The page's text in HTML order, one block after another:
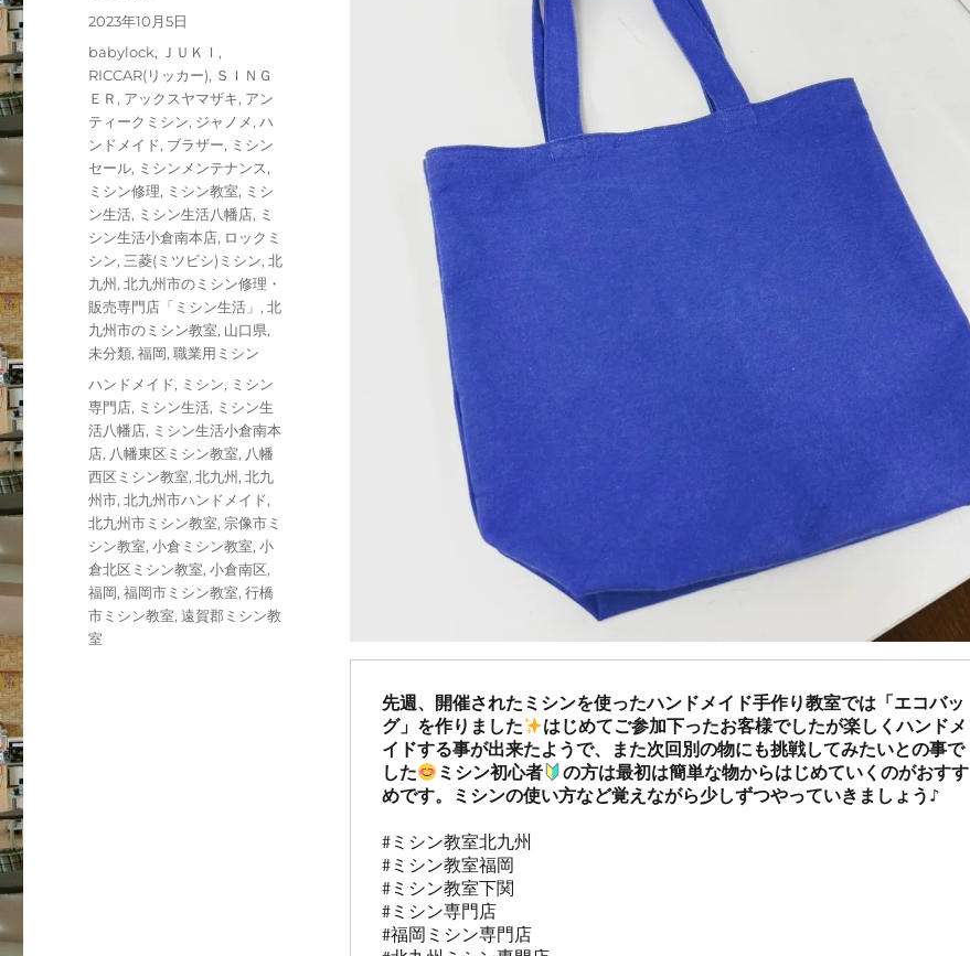
先週、開催されたミシンを使ったハンドメイド手作り教室では「エコバッ
グ」を作りました
はじめてご参加下ったお客様でしたが楽しくハンドメ
イドする事が出来たようで、また次回別の物にも挑戦してみたいとの事で
した
ミシン初心者
の方は最初は簡単な物からはじめていくのがおすす
めです。ミシンの使い方など覚えながら少しずつやっていきましょう♪
#ミシン教室北九州
#ミシン教室福岡
#ミシン教室下関
#ミシン専門店
#福岡ミシン専門店
投
稿
2023年10月5日
カ
テ
ゴ
リ
ー
babylock, ＪＵＫＩ ,
RICCAR(リッカー), ＳＩＮＧ
ＥＲ , アックスヤマザキ, アン
ティークミシン, ジャノメ,ハ
ンドメイド, ブラザー, ミシン
セール, ミシンメンテナンス,
ミシン修理, ミシン教室, ミシ
ン生活, ミシン生活八幡店, ミ
シン生活小倉南本店, ロックミ
シン, 三菱(ミツビシ)ミシン,北
九州 ,北九州市のミシン修理・
販売専門店「ミシン生活」 ,北
九州市のミシン教室, 山口県,
未分類,福岡,職業用ミシン
タ
グ
ハンドメイド, ミシン, ミシン
専門店, ミシン生活, ミシン生
活八幡店, ミシン生活小倉南本
店, 八幡東区ミシン教室, 八幡
西区ミシン教室,北九州 ,北九
州市,北九州市ハンドメイド,
北九州市ミシン教室, 宗像市ミ
シン教室,小倉ミシン教室,小
倉北区ミシン教室,小倉南区,
福岡,福岡市ミシン教室,行橋
市ミシン教室,遠賀郡ミシン教
室